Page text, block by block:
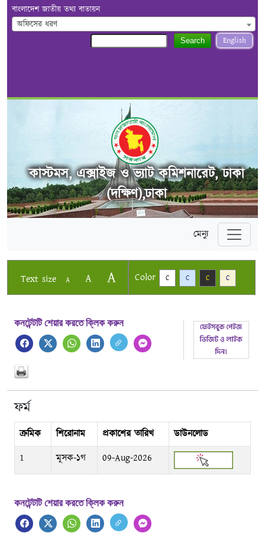
বাংলাদেশ জাতীয় তথ্য বাতায়ন
অফিসের ধরণ
English
Search
কাস্টমস, এক্সাইজ ও ভ্যাট কমিশনারেট, ঢাকা
(দক্ষিণ),ঢাকা
মেন্যু
Text size A A A Color C C C C
কনটেন্টটি শেয়ার করতে ক্লিক করুন
ফর্ম
ক্রমিক শিরোনাম প্রকাশের তারিখ
ডাউনলোড
1
মূসক-১গ 09-Aug-2026
কনটেন্টটি শেয়ার করতে ক্লিক করুন